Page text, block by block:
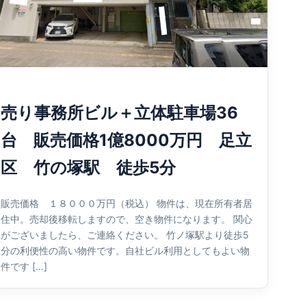
売り事務所ビル＋立体駐車場36
台 販売価格1億8000万円 足立
区 竹の塚駅 徒歩5分
販売価格 １８０００万円（税込） 物件は、現在所有者居
住中。売却後移転しますので、空き物件になります。 関心
がございましたら、ご連絡ください。 竹ノ塚駅より徒歩5
分の利便性の高い物件です。自社ビル利用としてもよい物
件です […]